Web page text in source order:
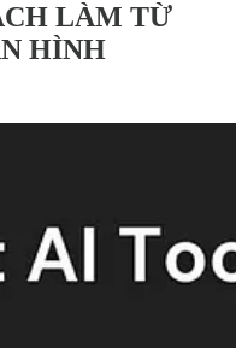
LÀM TỪ
HÌNH